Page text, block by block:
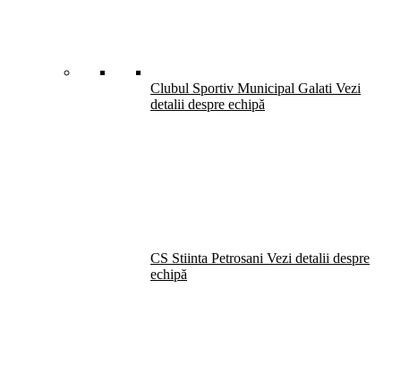
Clubul Sportiv Municipal Galati Vezi
detalii despre echipă
CS Stiinta Petrosani Vezi detalii despre
echipă